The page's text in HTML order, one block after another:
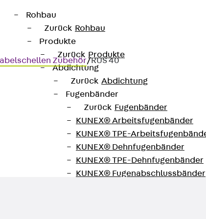
Rohbau
Zurück Rohbau
Produkte
Zurück Produkte
Abdichtung
Zurück Abdichtung
Fugenbänder
Zurück Fugenbänder
KUNEX® Arbeitsfugenbänder
KUNEX® TPE-
KUNEX® Dehnfugenbänder
KUNEX® TPE-Dehnfugenbänder
KUNEX® Fugenabschlussbänder
Zubehör/RUS 40